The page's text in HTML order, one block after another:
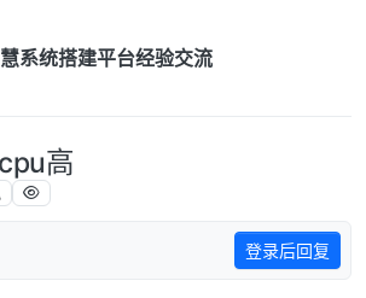
系统搭建平台经验交流
高
登录后回复